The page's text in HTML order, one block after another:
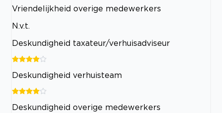
Vriendelijkheid overige medewerkers
N.v.t.
Deskundigheid taxateur/verhuisadviseur
Deskundigheid verhuisteam
Deskundigheid overige medewerkers